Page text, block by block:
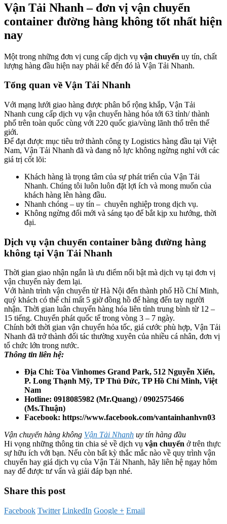
Vận Tải Nhanh – đơn vị vận chuyển
container đường hàng không tốt nhất hiện
nay
Một trong những đơn vị cung cấp dịch vụ vận chuyển uy tín, chất
lượng hàng đầu hiện nay phải kể đến đó là Vận Tải Nhanh.
Tổng quan về Vận Tải Nhanh
Với mạng lưới giao hàng được phân bổ rộng khắp, Vận Tải
Nhanh cung cấp dịch vụ vận chuyển hàng hóa tới 63 tỉnh/ thành
phố trên toàn quốc cùng với 220 quốc gia/vùng lãnh thổ trên thế
giới.
Để đạt được mục tiêu trở thành công ty Logistics hàng đầu tại Việt
Nam, Vận Tải Nhanh đã và đang nỗ lực không ngừng nghỉ với các
giá trị cốt lõi:
Khách hàng là trọng tâm của sự phát triển của Vận Tải
Nhanh. Chúng tôi luôn luôn đặt lợi ích và mong muốn của
khách hàng lên hàng đầu.
Nhanh chóng – uy tín – chuyên nghiệp trong dịch vụ.
Không ngừng đổi mới và sáng tạo để bắt kịp xu hướng, thời
đại.
Dịch vụ vận chuyển container bằng đường hàng
không tại Vận Tải Nhanh
Thời gian giao nhận ngắn là ưu điểm nổi bật mà dịch vụ tại đơn vị
vận chuyển này đem lại.
Với hành trình vận chuyển từ Hà Nội đến thành phố Hồ Chí Minh,
quý khách có thể chỉ mất 5 giờ đồng hồ để hàng đến tay người
nhận. Thời gian luân chuyển hàng hóa liên tỉnh trung bình từ 12 –
15 tiếng. Chuyển phát quốc tế trong vòng 3 – 7 ngày.
Chính bởi thời gian vận chuyển hỏa tốc, giá cước phù hợp, Vận Tải
Nhanh đã trở thành đối tác thường xuyên của nhiều cá nhân, đơn vị
tổ chức lớn trong nước.
Thông tin liên hệ:
Địa Chỉ: Tòa Vinhomes Grand Park, 512 Nguyễn Xiển,
P. Long Thạnh Mỹ, TP Thủ Đức, TP Hồ Chí Minh, Việt
Nam
Hotline: 0918085982 (Mr.Quang) / 0902575466
(Ms.Thuận)
Facebook: https://www.facebook.com/vantainhanhvn03
Vận chuyển hàng không Vận Tải Nhanh uy tín hàng đầu
Hi vọng những thông tin chia sẻ về dịch vụ vận chuyển ở trên thực
sự hữu ích với bạn. Nếu còn bất kỳ thắc mắc nào về quy trình vận
chuyển hay giá dịch vụ của Vận Tải Nhanh, hãy liên hệ ngay hôm
nay để được tư vấn và giải đáp bạn nhé.
Share this post
Facebook Twitter LinkedIn Google + Email